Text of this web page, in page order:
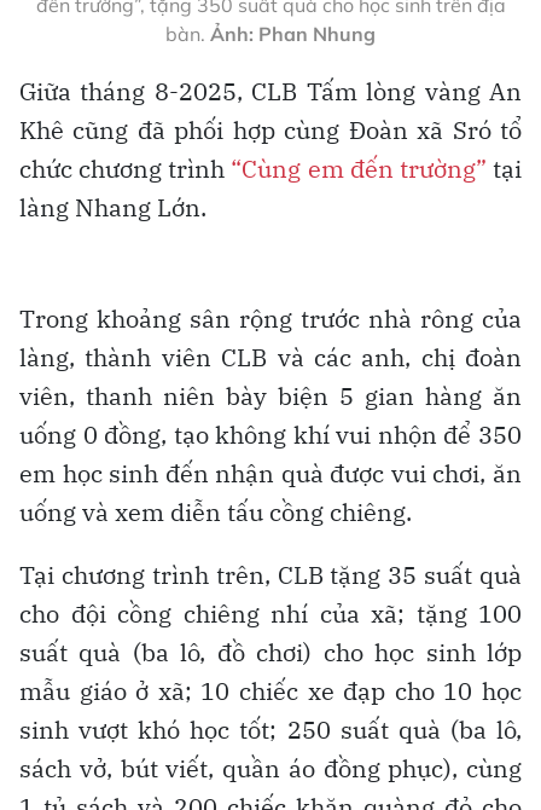
bàn. Ảnh: Phan Nhung
Giữa tháng 8-2025, CLB Tấm lòng vàng An
Khê cũng đã phối hợp cùng Đoàn xã Sró tổ
chức chương trình “Cùng em đến trường” tại
làng Nhang Lớn.
Trong khoảng sân rộng trước nhà rông của
làng, thành viên CLB và các anh, chị đoàn
viên, thanh niên bày biện 5 gian hàng ăn
uống 0 đồng, tạo không khí vui nhộn để 350
em học sinh đến nhận quà được vui chơi, ăn
uống và xem diễn tấu cồng chiêng.
Tại chương trình trên, CLB tặng 35 suất quà
cho đội cồng chiêng nhí của xã; tặng 100
suất quà (ba lô, đồ chơi) cho học sinh lớp
mẫu giáo ở xã; 10 chiếc xe đạp cho 10 học
sinh vượt khó học tốt; 250 suất quà (ba lô,
sách vở, bút viết, quần áo đồng phục), cùng